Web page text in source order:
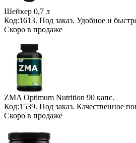
Шейкер 0,7 л
Код:1613. Под заказ. Удобное и
Скоро в продаже
ZMA Optimum Nutrition 90 капс.
Код:1539. Под заказ. Качественное
Скоро в продаже